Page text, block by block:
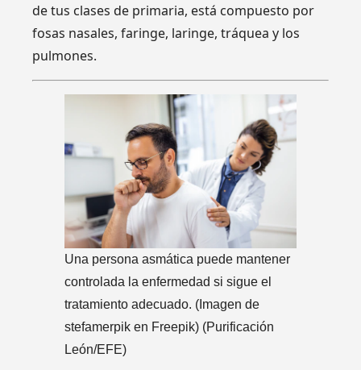
de tus clases de primaria, está compuesto por
fosas nasales, faringe, laringe, tráquea y los
pulmones.
Una persona asmática puede mantener
controlada la enfermedad si sigue el
tratamiento adecuado. (Imagen de
stefamerpik en Freepik) (Purificación
León/EFE)